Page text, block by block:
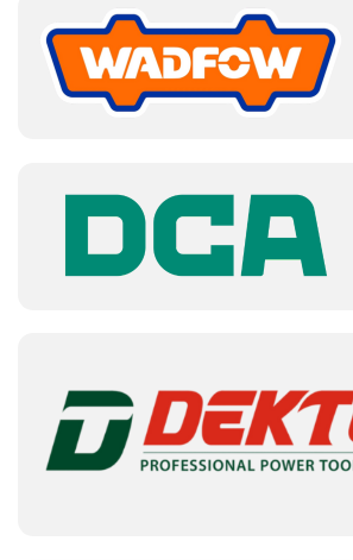
Nếu bạn đang tìm mua tủ đồ
lượng, chính hãng và giá rẻ thì
ngayThiết bị dụng cụ kỹ thuật
thể gọihotline: 0866617579
THÔNG TIN LIÊN HỆ CÔNG TY TNHH
CỤ KỸ THUẬT HITAMI
Tên địa chỉ cũ:
Số 11
Phường Hiệp Bình Chánh,
Email: htm@hitami-et.com
Mã số thuế: 0317406827
Hitami cam kết: